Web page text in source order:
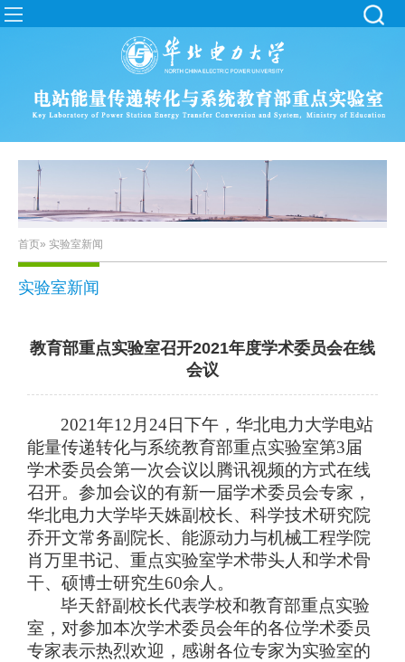
首页» 实验室新闻
实验室新闻
教育部重点实验室召开2021年度学术委员会在线
会议
2021年12 月 24日下午 ，华北电力大学电站
能量传递转化与系统教育部重点实验室第3届
学术委员会第一次会议 以腾讯视频的方式在线
召开。 参加会议的有新一届学术委员会专家，
华北电力大学毕天姝副校长、 科学技术研究院
乔开文常务副院长、 能源动力与机械工程学院
肖万里书记、重点实验室学术带头人和学术骨
干、硕博士研究生60余人。
毕天舒副校长代表学校和教育部重点实验
室，对参加本次学术委员会年的各位学术委员
专家表示热烈欢迎，感谢各位专家为实验室的